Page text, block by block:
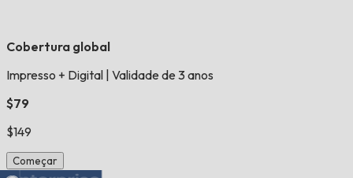
Cobertura global
Impresso + Digital Validade de 3 anos
$79
$149
Começar